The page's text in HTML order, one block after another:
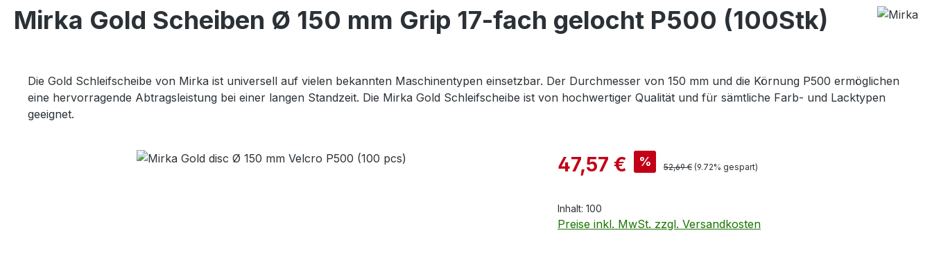
Mirka Gold Scheiben Ø 150 mm Grip 17-fach gelocht P500 (100Stk)
Die Gold Schleifscheibe von Mirka ist universell auf vielen bekannten Maschinentypen einsetzbar. Der Durchmesser von 150 mm und die Körnung P500 ermöglichen
eine hervorragende Abtragsleistung bei einer langen Standzeit. Die Mirka Gold Schleifscheibe ist von hochwertiger Qualität und für sämtliche Farb- und Lacktypen
geeignet.
Bildergalerie überspringen Verkaufspreis:
47,57 € % Regulärer Preis:
52,69 € (9.72% gespart)
Inhalt: 100
Preise inkl. MwSt. zzgl. Versandkosten